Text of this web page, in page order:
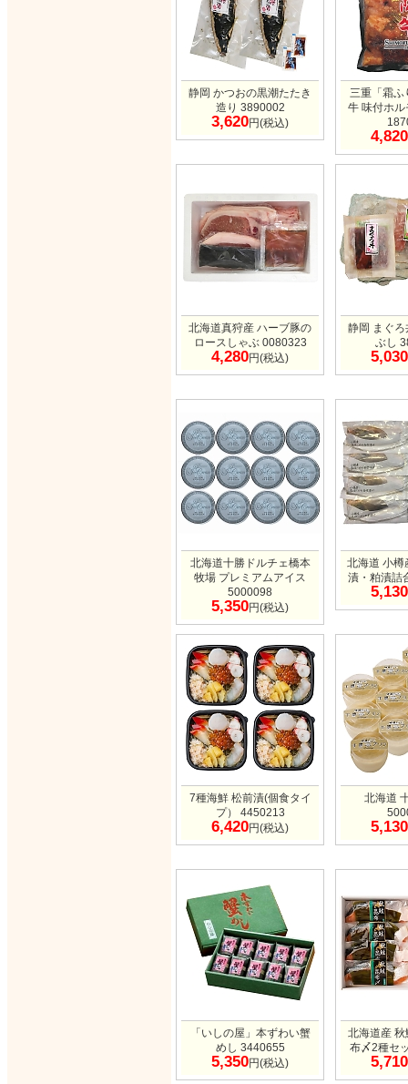
静岡 かつおの黒潮たたき
造り 3890002
3,620円(税込)
三重「霜ふ
牛 味付ホ
4,820
北海道真狩産 ハーブ豚の
ロースしゃぶ 0080323
4,280円(税込)
静岡 まぐ
ぶし
5,030
北海道十勝ドルチェ橋本
牧場 プレミアムアイス
5000098
5,350円(税込)
北海道 小樽
漬・粕漬詰
5,130
7種海鮮 松前漬(個食タイ
プ） 4450213
6,420円(税込)
北海道
5,130
「いしの屋」本ずわい蟹
めし 3440655
5,350円(税込)
北海道産
布〆2種セ
5,710